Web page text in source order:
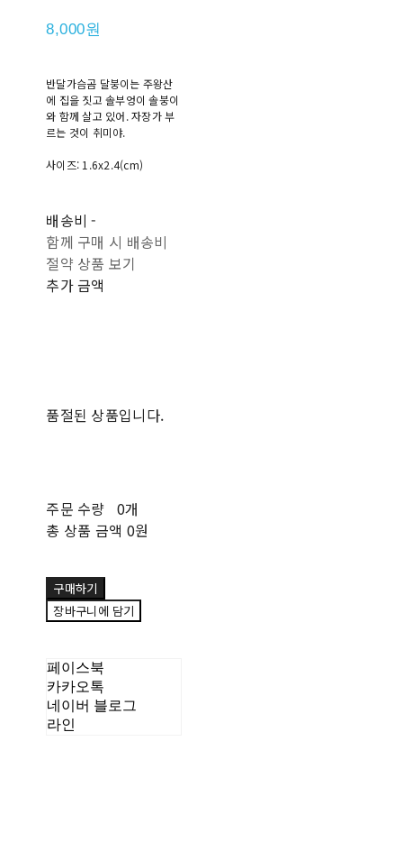
8,000원
반달가슴곰 달붕이는 주왕산
에 집을 짓고 솔부엉이 솔붕이
와 함께 살고 있어. 자장가 부
르는 것이 취미야.
사이즈: 1.6x2.4(cm)
배송비-
함께 구매 시 배송비
절약 상품 보기
추가 금액
품절된 상품입니다.
주문 수량 0개
총 상품 금액 0원
구매하기
장바구니에 담기
페이스북
카카오톡
네이버 블로그
라인